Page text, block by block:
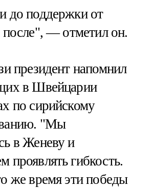
до поддержки от
после", — отметил он.
президент напомнил
в Швейцарии
по сирийскому
"Мы
в Женеву и
проявлять гибкость.
же время эти победы